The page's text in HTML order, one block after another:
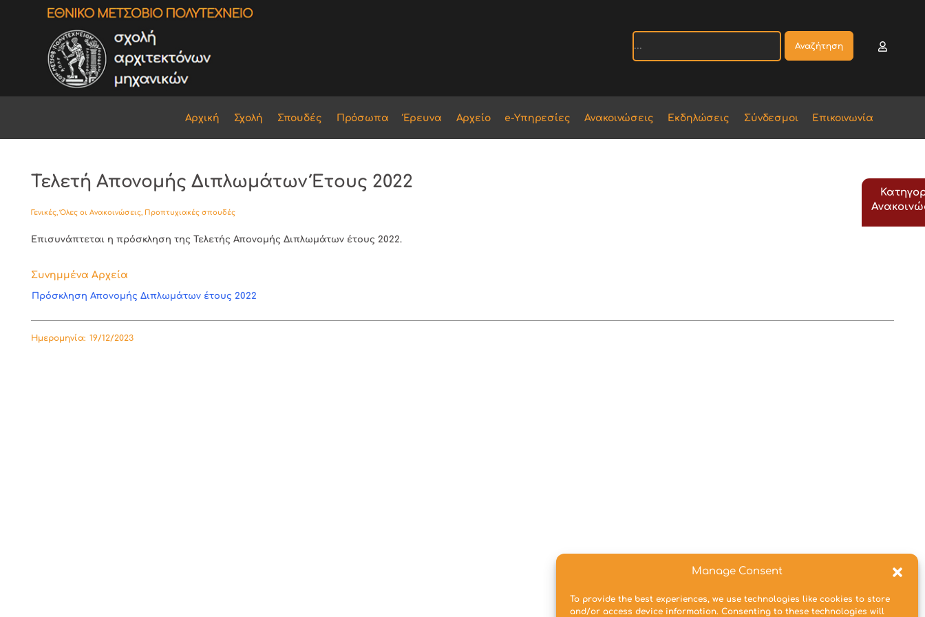
Manage Consent
To provide the best experiences, we use technologies like cookies to store
and/or access device information. Consenting to these technologies will
Αναζήτηση
Αρχική Σχολή Σπουδές Πρόσωπα Έρευνα Αρχείο e-Υπηρεσίες Ανακοινώσεις Εκδηλώσεις Σύνδεσμοι Επικοινωνία
Τελετή Απονομής Διπλωμάτων Έτους 2022
Γενικές,Όλες οι Ανακοινώσεις, Προπτυχιακές σπουδές
Επισυνάπτεται η πρόσκληση της Τελετής Απονομής Διπλωμάτων έτους 2022.
Συνημμένα Αρχεία
Πρόσκληση Απονομής Διπλωμάτων έτους 2022
Ημερομηνία: 19/12/2023